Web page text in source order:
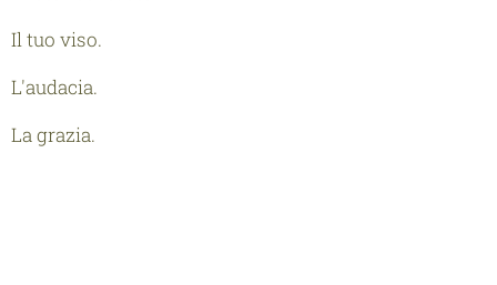
Il tuo viso.
L'audacia.
La grazia.